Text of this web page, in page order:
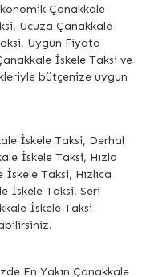
Çanakkale
Ucuza Çanakkale
Uygun Fiyata
İskele Taksi ve
bütçenize uygun
İskele Taksi, Derhal
İskele Taksi, Hızla
Taksi, Hızlıca
İskele Taksi, Seri
İskele Taksi
En Yakın Çanakkale